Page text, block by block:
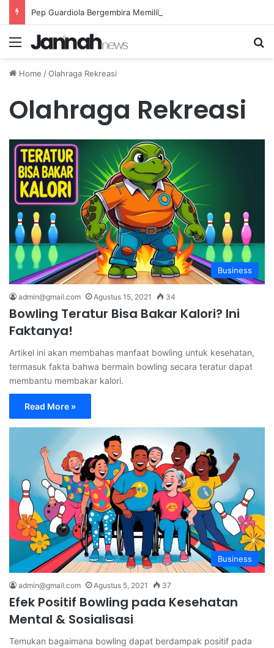
Menu
Home /Olahraga Rekreasi
Olahraga Rekreasi
Business
admin@gmail.com Agustus 15, 2021 34
Bowling Teratur Bisa Bakar Kalori? Ini
Faktanya!
Artikel ini akan membahas manfaat bowling untuk kesehatan,
termasuk fakta bahwa bermain bowling secara teratur dapat
membantu membakar kalori.
Read More »
Business
admin@gmail.com Agustus 5, 2021 37
Efek Positif Bowling pada Kesehatan
Mental & Sosialisasi
Temukan bagaimana bowling dapat berdampak positif pada